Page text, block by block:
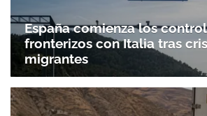
España comienza los
fronterizos con Italia tras
migrantes